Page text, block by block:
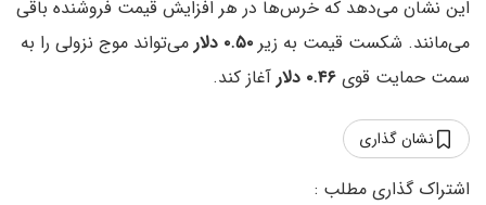
این نشان می‌دهد که خرس‌ها در هر افزایش قیمت فروشنده باقی
می‌مانند. شکست قیمت به زیر ۰.۵۰ دلار
می‌تواند موج نزولی را به
سمت حمایت قوی
آغاز کند.
نشان گذاری